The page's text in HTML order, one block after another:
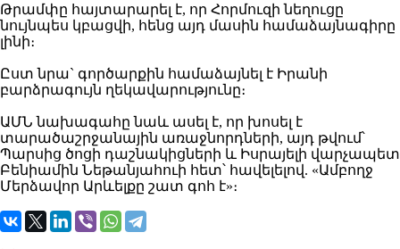
Թրամփը հայտարարել է, որ Հորմուզի նեղուցը
նույնպես կբացվի, հենց այդ մասին համաձայնագիրը
լինի։
Ըստ նրա` գործարքին համաձայնել է Իրանի
բարձրագույն ղեկավարությունը։
ԱՄՆ նախագահը նաև ասել է, որ խոսել է
տարածաշրջանային առաջնորդների, այդ թվում՝
Պարսից ծոցի դաշնակիցների և Իսրայելի վարչապետ
Բենիամին Նեթանյահուի հետ՝ հավելելով. «Ամբողջ
Մերձավոր Արևելքը շատ գոհ է»։